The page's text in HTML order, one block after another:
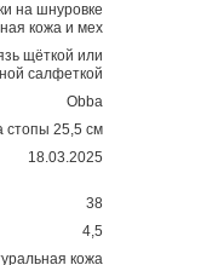
на шнуровке
кожа и мех
щёткой или
салфеткой
Obba
стопы 25,5 см
18.03.2025
38
4,5
кожа